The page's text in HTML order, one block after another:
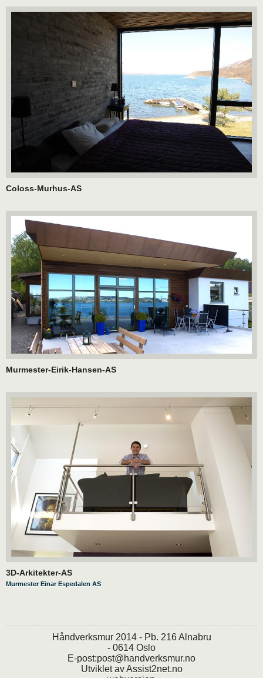
Coloss-Murhus-AS
Murmester-Eirik-Hansen-AS
3D-Arkitekter-AS
Murmester Einar Espedalen AS
Håndverksmur 2014 - Pb. 216 Alnabru
- 0614 Oslo
E-post:post@handverksmur.no
Utviklet avAssist2net.no